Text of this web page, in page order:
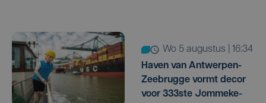
wo 5 augustus | 16:34
Haven van Antwerpen-
Zeebrugge vormt decor
voor 333ste Jommeke-